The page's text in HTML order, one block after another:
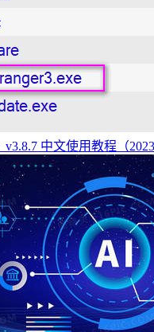
中文使用教程（